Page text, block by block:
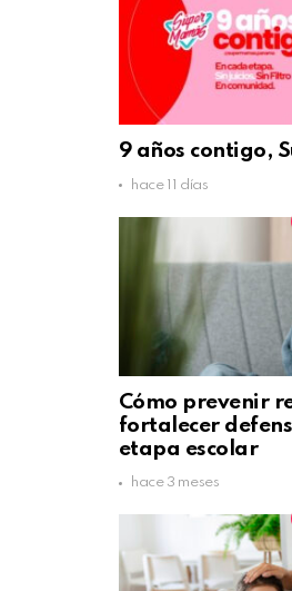
9 años contigo,
hace 11 días
Cómo prevenir
fortalecer
etapa escolar
hace 3 meses